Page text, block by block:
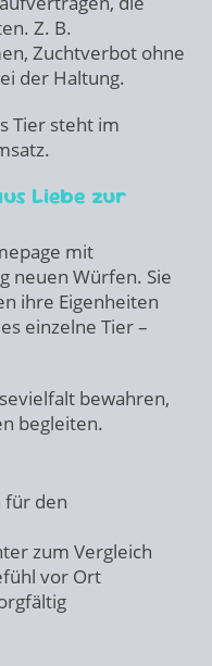
Z. B.
Zuchtverbot ohne
der Haltung.
Tier steht im
Liebe zur
mit
neuen Würfen. Sie
ihre Eigenheiten
einzelne Tier –
bewahren,
begleiten.
für den
zum Vergleich
vor Ort